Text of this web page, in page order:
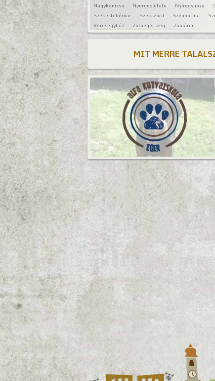
Nagykanizsa
Nyergesújfalu Nyíregyháza
Székesfehérvár
Szekszárd Széphalma
Veresegyház
Zalaegerszeg Zamárdi
MIT MERRE